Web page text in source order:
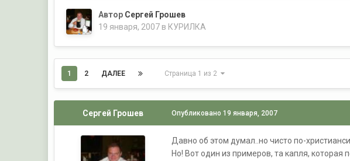
Автор Сергей Грошев
19 января, 2007 в КУРИЛКА
1 2 ДАЛЕЕ Страница 1 из 2
Сергей Грошев Опубликовано19 января, 2007
Давно об этом думал..но чисто по-
Но! Вот один из примеров, та капля, которая